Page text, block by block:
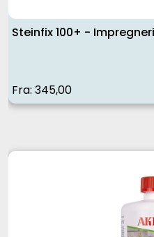
Steinfix 100+ -
Fra: 345,00